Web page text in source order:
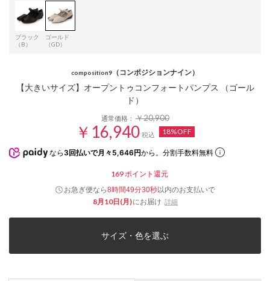
ブラック
（B）
ゴールド
（GD）
composition9 （コンポジションナイン）
【大きいサイズ】オープントゥコンフォートパンプス （ゴール
ド）
通常価格：￥20,900
￥16,940 税込 18%OFF
なら 3回払いで月々5,646円から。分割手数料無料
169 ポイント還元
お急ぎ便なら8時間49分30秒以内のお支払いで
8月10日(月)にお届け 詳細
サイズ・色を選ぶ